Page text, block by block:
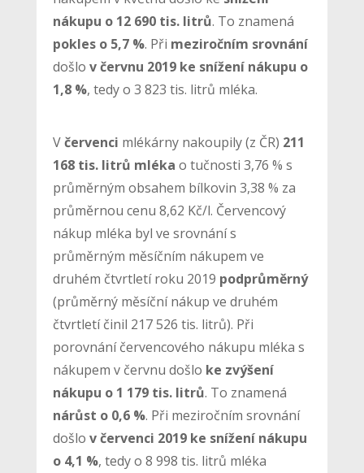
nákupu o 12 690 tis. litrů. To znamená
pokles o 5,7 %. Při meziročním srovnání
došlo v červnu 2019 ke snížení nákupu o
1,8 %, tedy o 3 823 tis. litrů mléka.
Včervenci mlékárny nakoupily (z ČR) 211
168 tis. litrů mléka o tučnosti 3,76 % s
průměrným obsahem bílkovin 3,38 % za
průměrnou cenu 8,62 Kč/l. Červencový
nákup mléka byl ve srovnání s
průměrným měsíčním nákupem ve
druhém čtvrtletí roku 2019 podprůměrný
(průměrný měsíční nákup ve druhém
čtvrtletí činil 217 526 tis. litrů). Při
porovnání červencového nákupu mléka s
nákupem v červnu došlo ke zvýšení
nákupu o 1 179 tis. litrů. To znamená
nárůst o 0,6 %. Při meziročním srovnání
došlo v červenci 2019 ke snížení nákupu
o 4,1 %, tedy o 8 998 tis. litrů mléka